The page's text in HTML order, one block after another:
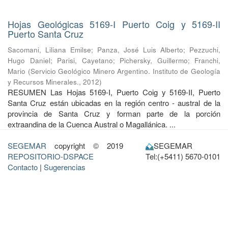
Hojas Geológicas 5169-I Puerto Coig y 5169-II
Puerto Santa Cruz
Sacomani, Liliana Emilse; Panza, José Luis Alberto; Pezzuchi,
Hugo Daniel; Parisi, Cayetano; Pichersky, Guillermo; Franchi,
Mario (Servicio Geológico Minero Argentino. Instituto de Geología
y Recursos Minerales., 2012)
RESUMEN Las Hojas 5169-I, Puerto Coig y 5169-II, Puerto
Santa Cruz están ubicadas en la región centro - austral de la
provincia de Santa Cruz y forman parte de la porción
extraandina de la Cuenca Austral o Magallánica. ...
SEGEMAR copyright © 2019
REPOSITORIO-DSPACE
Contacto | Sugerencias
SEGEMAR
Tel:(+5411) 5670-0101